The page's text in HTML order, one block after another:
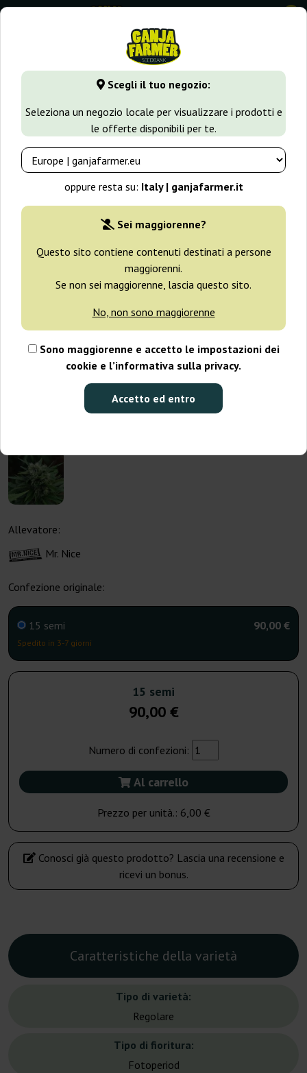
Scegli il tuo negozio:
Seleziona un negozio locale per visualizzare i prodotti e
le offerte disponibili per te.
oppure resta su: Italy | ganjafarmer.it
Sei maggiorenne?
Questo sito contiene contenuti destinati a persone
maggiorenni.
Se non sei maggiorenne, lascia questo sito.
No, non sono maggiorenne
Sono maggiorenne e accetto le impostazioni dei
cookie e l’informativa sulla privacy.
Accetto ed entro
0
GanjaFarmer.it Tipi di Semi Semi Sativa U2 Regular
Allevatore:
Mr. Nice
Confezione originale:
15 semi
Spedito in 3-7 giorni
90,00 €
15 semi
90,00 €
Numero di confezioni:
Al carrello
Prezzo per unità.: 6,00 €
Conosci già questo prodotto? Lascia una recensione e
ricevi un bonus.
Caratteristiche della varietà
Tipo di varietà:
Regolare
Tipo di fioritura:
Fotoperiod